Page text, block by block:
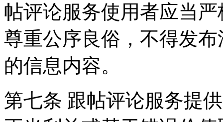
帖评论服务使用者应当
尊重公序良俗，不得发
的信息内容。
第七条 跟帖评论服务提